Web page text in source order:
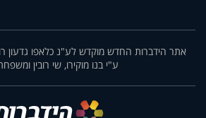
אתר הידברות החדש מוקדש לע"נ כלאפו גדעון
ע"י בנו מוקירו, שי רובין